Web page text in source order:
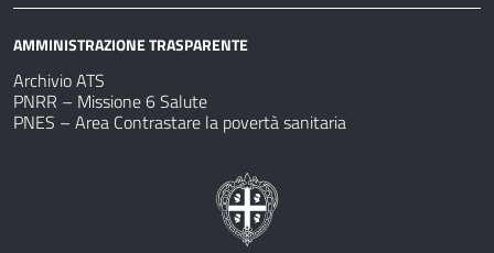
AMMINISTRAZIONE TRASPARENTE
Archivio ATS
PNRR – Missione 6 Salute
PNES – Area Contrastare la povertà sanitaria